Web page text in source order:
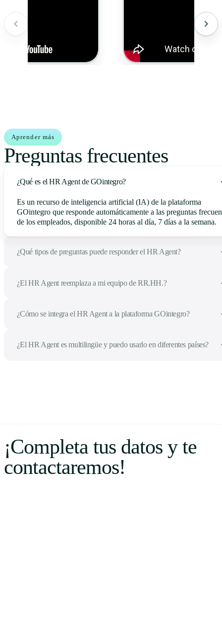
Aprender más
Preguntas frecuentes
¿Qué es el HR Agent de GOintegro?
Es un recurso de inteligencia artificial (IA) de la plataforma
GOintegro que responde automáticamente a las preguntas
de los empleados, disponible 24 horas al día, 7 días a la semana.
¿Qué tipos de preguntas puede responder el HR Agent?
¿El HR Agent reemplaza a mi equipo de RR.HH.?
¿Cómo se integra el HR Agent a la plataforma GOintegro?
¿El HR Agent es multilingüe y puedo usarlo en diferentes países?
¡Completa tus datos y te
contactaremos!